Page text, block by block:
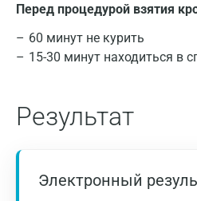
Перед процедурой взятия
60 минут не курить
15-30 минут находиться в
Результат
Электронный
результатов исследования,
жалоб, клинической
Нижний Новгород
Казань
Альметьевск
Армавир
Балашиха